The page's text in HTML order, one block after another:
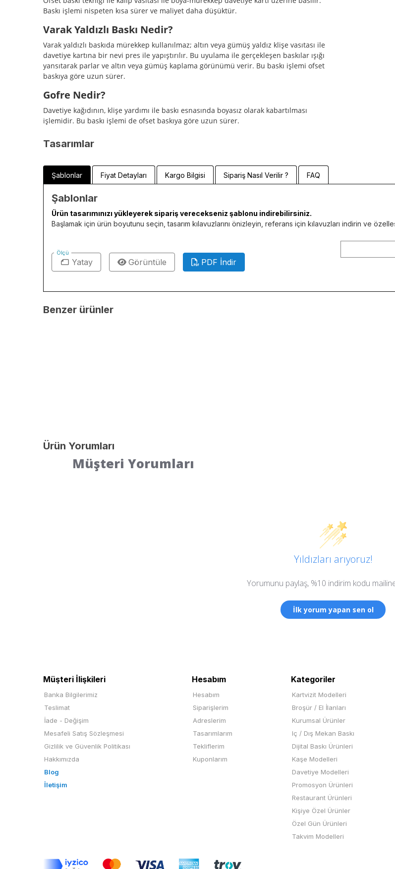
Baskı işlemi nispeten kısa sürer ve maliyet daha düşüktür.
Varak Yaldızlı Baskı Nedir?
Varak yaldızlı baskıda mürekkep kullanılmaz; altın veya gümüş yaldız klişe vasıtası ile
davetiye kartına bir nevi pres ile yapıştırılır. Bu uyulama ile gerçekleşen baskılar ışığı
yansıtarak parlar ve altın veya gümüş kaplama görünümü verir. Bu baskı işlemi ofset
baskıya göre uzun sürer.
Gofre Nedir?
Davetiye kağıdının, klişe yardımı ile baskı esnasında boyasız olarak kabartılması
işlemidir. Bu baskı işlemi de ofset baskıya göre uzun sürer.
Tasarımlar
Şablonlar Fiyat Detayları Kargo Bilgisi Sipariş Nasıl Verilir ? FAQ
Şablonlar
Ürün tasarımınızı yükleyerek sipariş verecekseniz şablonu indirebilirsiniz.
Başlamak için ürün boyutunu seçin, tasarım kılavuzlarını önizleyin, referans için kılavuzları indirin ve
Ölçü
Yatay Görüntüle PDF İndir
Benzer ürünler
Ürün Yorumları
Müşteri Yorumları
Yıldızları arıyoruz!
Yorumunu paylaş, %10 indirim kodu
İlk yorum yapan sen ol
Müşteri İlişkileri
Banka Bilgilerimiz
Teslimat
İade - Değişim
Mesafeli Satış Sözleşmesi
Gizlilik ve Güvenlik Politikası
Hakkımızda
Blog
İletişim
Hesabım
Hesabım
Siparişlerim
Adreslerim
Tasarımlarım
Tekliflerim
Kuponlarım
Kategoriler
Kartvizit Modelleri
Broşür / El İlanları
Kurumsal Ürünler
Iç / Dış Mekan Baskı
Dijital Baskı Ürünleri
Kaşe Modelleri
Davetiye Modelleri
Promosyon Ürünleri
Restaurant Ürünleri
Kişiye Özel Ürünler
Özel Gün Ürünleri
Takvim Modelleri